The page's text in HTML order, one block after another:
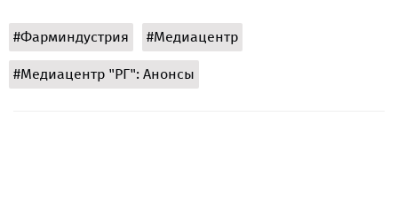
#Фарминдустрия #Медиацентр
#Медиацентр "РГ": Анонсы